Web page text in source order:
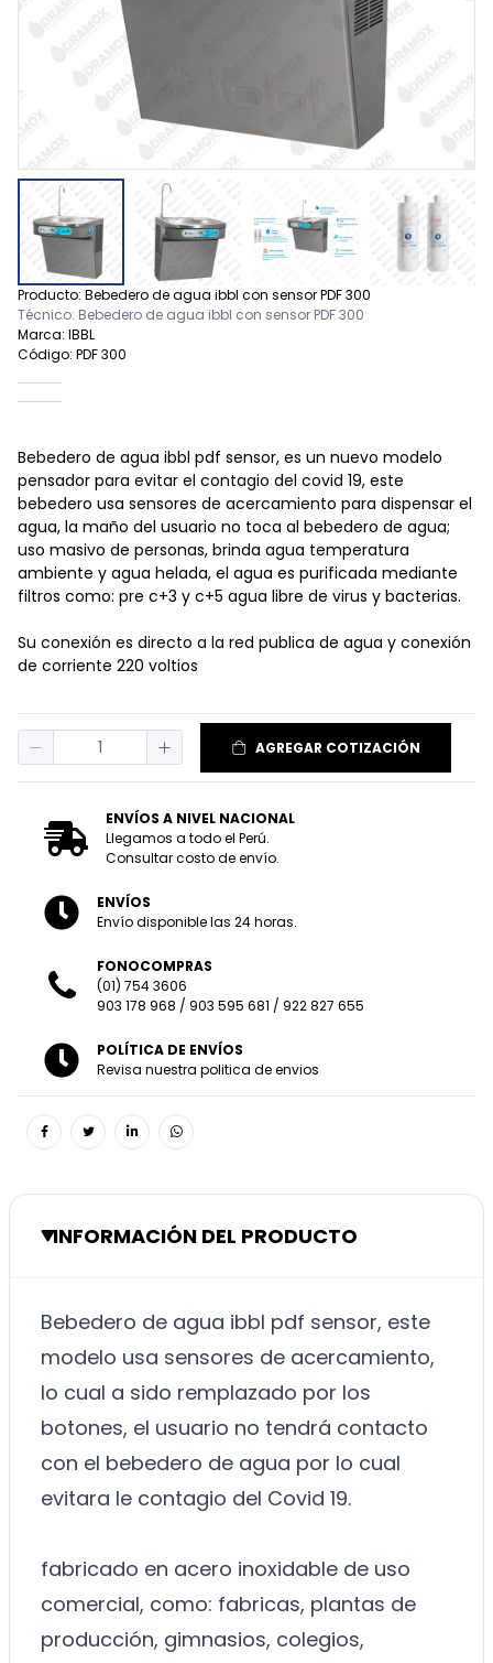
Producto: Bebedero de agua ibbl con sensor PDF 300
Técnico: Bebedero de agua ibbl con sensor PDF 300
Marca: IBBL
Código: PDF 300
Bebedero de agua ibbl pdf sensor, es un nuevo modelo
pensador para evitar el contagio del covid 19, este
bebedero usa sensores de acercamiento para dispensar el
agua, la maño del usuario no toca al bebedero de agua;
uso masivo de personas, brinda agua temperatura
ambiente y agua helada, el agua es purificada mediante
filtros como: pre c+3 y c+5 agua libre de virus y bacterias.
Su conexión es directo a la red publica de agua y conexión
de corriente 220 voltios
AGREGAR COTIZACIÓN
ENVÍOS A NIVEL NACIONAL
Llegamos a todo el Perú.
Consultar costo de envío.
ENVÍOS
Envío disponible las 24 horas.
FONOCOMPRAS
(01) 754 3606
903 178 968 / 903 595 681 / 922 827 655
POLÍTICA DE ENVÍOS
Revisa nuestra politica de envios
INFORMACIÓN DEL PRODUCTO
Bebedero de agua ibbl pdf sensor, este
modelo usa sensores de acercamiento,
lo cual a sido remplazado por los
botones, el usuario no tendrá contacto
con el bebedero de agua por lo cual
evitara le contagio del Covid 19.
fabricado en acero inoxidable de uso
comercial, como: fabricas, plantas de
producción, gimnasios, colegios,